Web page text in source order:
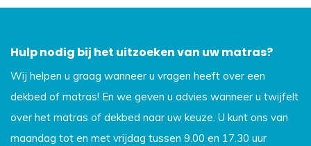
Hulp nodig bij het uitzoeken van uw matras?
Wij helpen u graag wanneer u vragen heeft over een
dekbed of matras! En we geven u advies wanneer u twijfelt
over het matras of dekbed naar uw keuze. U kunt ons van
maandag tot en met vrijdag tussen 9.00 en 17.30 uur